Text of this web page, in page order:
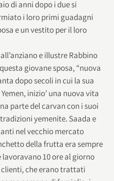
di anni dopo i due si
i loro primi guadagni
e un vestito per il loro
e illustre Rabbino
giovane sposa, “nuova
dopo secoli in cui la sua
inizio’ una nuova vita
parte del carvan con i suoi
yemenite. Saada e
nel vecchio mercato
della frutta era sempre
lavoravano 10 ore al giorno
clienti, che erano trattati